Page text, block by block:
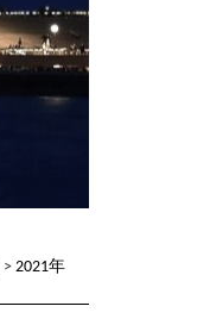
> 2021年